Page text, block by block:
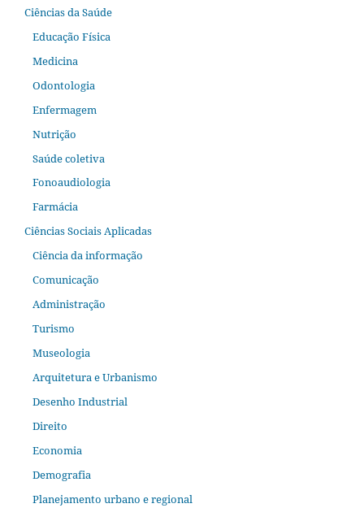
Ciências da Saúde
Educação Física
Medicina
Odontologia
Enfermagem
Nutrição
Saúde coletiva
Fonoaudiologia
Farmácia
Ciências Sociais Aplicadas
Ciência da informação
Comunicação
Administração
Turismo
Museologia
Arquitetura e Urbanismo
Desenho Industrial
Direito
Economia
Demografia
Planejamento urbano e regional